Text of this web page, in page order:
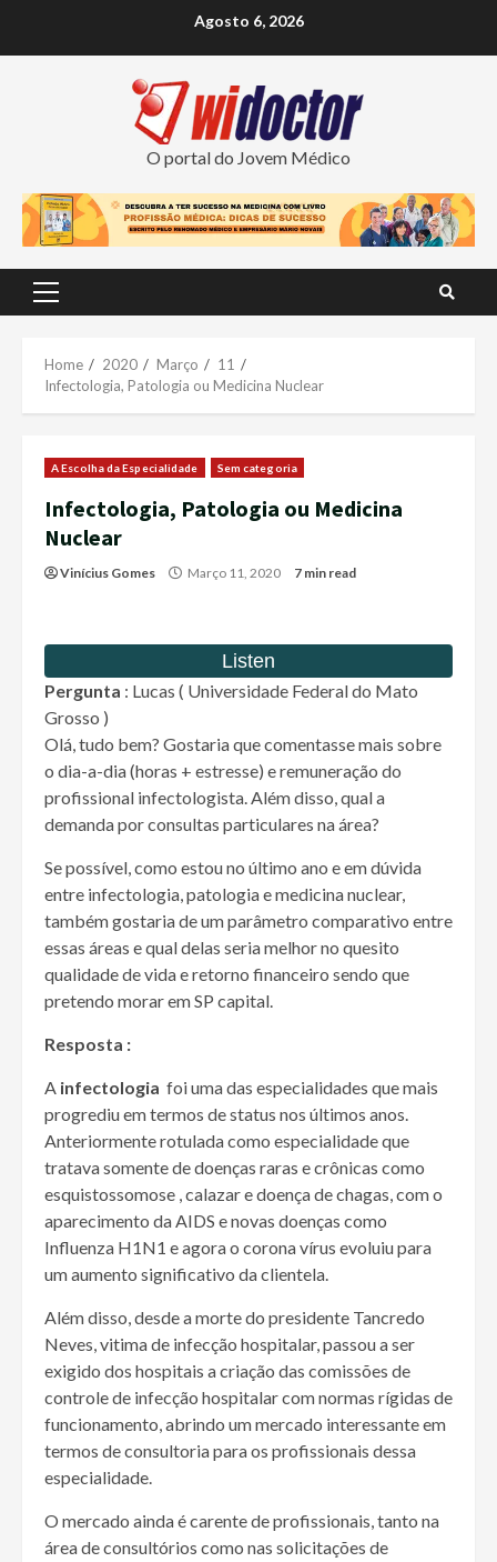
Agosto 6, 2026
O portal do Jovem Médico
Primary
Home 2020 Março
11
Infectologia, Patologia ou Medicina Nuclear
A Escolha da Especialidade Sem categoria
Infectologia, Patologia ou Medicina
Nuclear
Vinícius Gomes Março 11, 2020 7 min read
Pergunta : Lucas ( Universidade Federal do Mato
Grosso )
Olá, tudo bem? Gostaria que comentasse mais sobre
o dia-a-dia (horas + estresse) e remuneração do
profissional infectologista. Além disso, qual a
demanda por consultas particulares na área?
Se possível, como estou no último ano e em dúvida
entre infectologia, patologia e medicina nuclear,
também gostaria de um parâmetro comparativo entre
essas áreas e qual delas seria melhor no quesito
qualidade de vida e retorno financeiro sendo que
pretendo morar em SP capital.
Resposta :
A infectologia foi uma das especialidades que mais
progrediu em termos de status nos últimos anos.
Anteriormente rotulada como especialidade que
tratava somente de doenças raras e crônicas como
esquistossomose , calazar e doença de chagas, com o
aparecimento da AIDS e novas doenças como
Influenza H1N1 e agora o corona vírus evoluiu para
um aumento significativo da clientela.
Além disso, desde a morte do presidente Tancredo
Neves, vitima de infecção hospitalar, passou a ser
exigido dos hospitais a criação das comissões de
controle de infecção hospitalar com normas rígidas de
funcionamento, abrindo um mercado interessante em
termos de consultoria para os profissionais dessa
especialidade.
O mercado ainda é carente de profissionais, tanto na
área de consultórios como nas solicitações de